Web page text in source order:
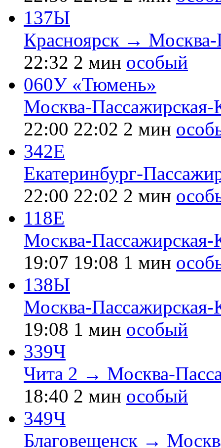
137Ы
Красноярск → Москва-
22:32 2 мин особый
060У «Тюмень»
Москва-
22:00 22:02 2 мин
342Е
Екатеринбург-
22:00 22:02 2 мин
118Е
Москва-
19:07 19:08 1 мин
138Ы
Москва-
19:08 1 мин особый
339Ч
Чита 2 → Москва-
18:40 2 мин особый
349Ч
Благовещенск →